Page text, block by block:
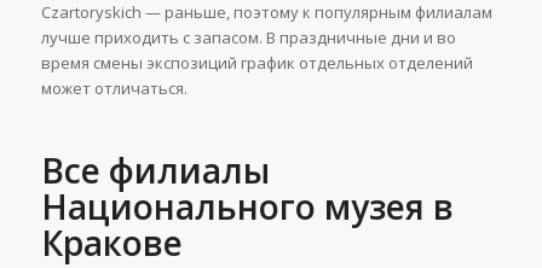
Czartoryskich — раньше, поэтому к популярным филиалам
лучше приходить с запасом. В праздничные дни и во
время смены экспозиций график отдельных отделений
может отличаться.
Все филиалы
Национального музея в
Кракове